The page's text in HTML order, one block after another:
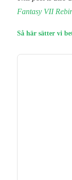
Fantasy VII
Så här sätter vi